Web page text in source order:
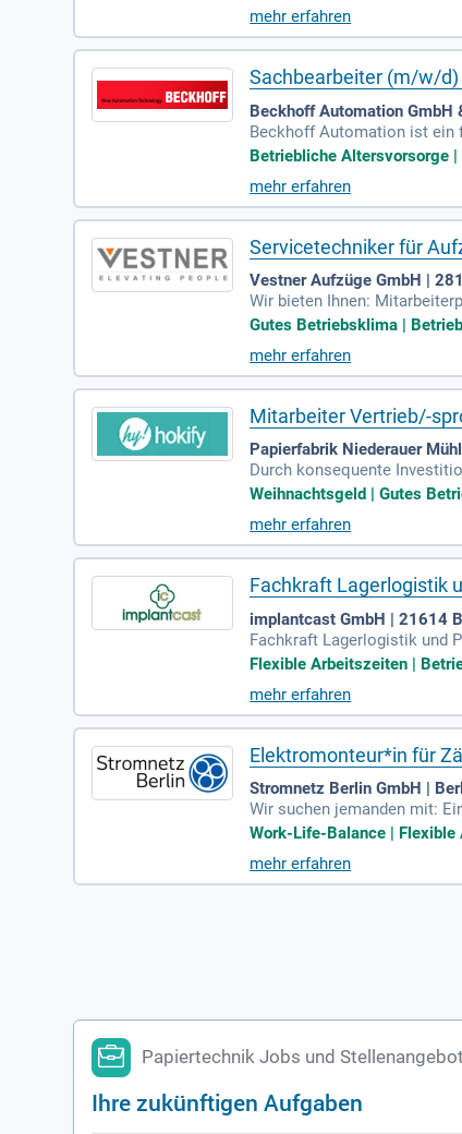
mehr erfahren
Sachbearbeiter (m/w/
Beckhoff Automation GmbH
Beckhoff Automation ist ein
erungstechnik.
Betriebliche Altersvorsorge
mehr erfahren
Servicetechniker für
Vestner Aufzüge GmbH |
Wir bieten Ihnen:
ale Technik am Arbeitsplatz;
Gutes Betriebsklima |
mehr erfahren
Mitarbeiter Vertrieb/-
Papierfabrik Niederauer
Durch konsequente
Anbieter weiß gedeckter
Weihnachtsgeld | Gutes
mehr erfahren
Fachkraft Lagerlogistik
implantcast GmbH | 21614
Fachkraft Lagerlogistik und
zwischen den
Flexible Arbeitszeiten |
mehr erfahren
Elektromonteur*in für
Stromnetz Berlin GmbH |
Wir suchen jemanden mit:
mmenhänge. einer
Work-Life-Balance |
mehr erfahren
Papiertechnik Jobs und
Ihre zukünftigen Aufgaben